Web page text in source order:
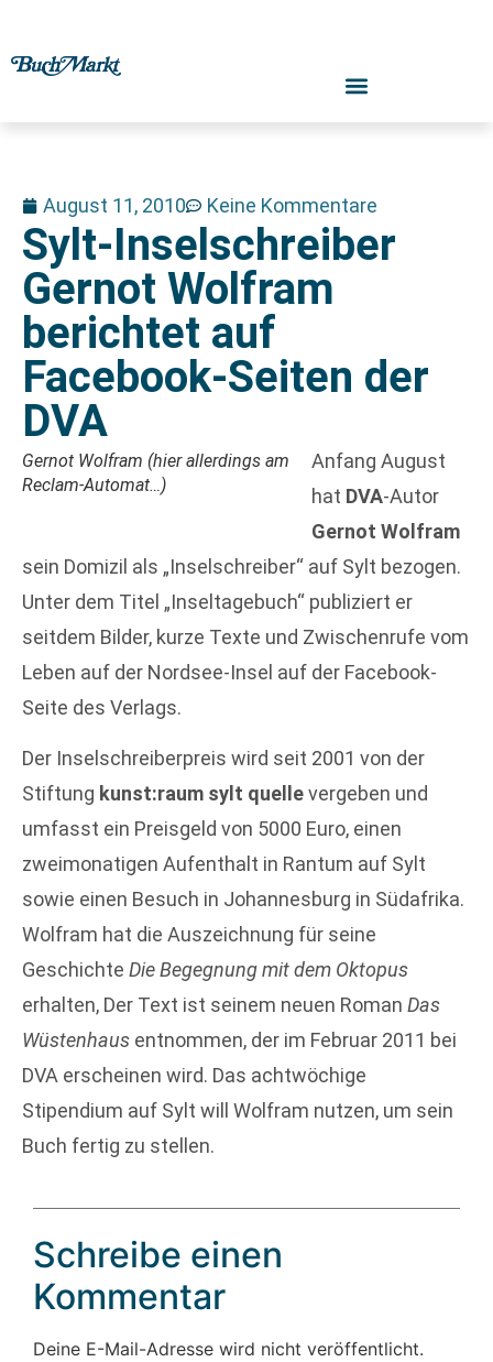
August 11, 2010 Keine Kommentare
Sylt-Inselschreiber
Gernot Wolfram
berichtet auf
Facebook-Seiten der
DVA
Gernot Wolfram (hier allerdings am
Reclam-Automat…)
Anfang August
hat DVA-Autor
Gernot Wolfram
sein Domizil als „Inselschreiber“ auf Sylt bezogen.
Unter dem Titel „Inseltagebuch“ publiziert er
seitdem Bilder, kurze Texte und Zwischenrufe vom
Leben auf der Nordsee-Insel auf der Facebook-
Seite des Verlags.
Der Inselschreiberpreis wird seit 2001 von der
Stiftung kunst:raum sylt quellevergeben und
umfasst ein Preisgeld von 5000 Euro, einen
zweimonatigen Aufenthalt in Rantum auf Sylt
sowie einen Besuch in Johannesburg in Südafrika.
Wolfram hat die Auszeichnung für seine
Geschichte Die Begegnung mit dem Oktopus
erhalten, Der Text ist seinem neuen Roman Das
Wüstenhaus entnommen, der im Februar 2011 bei
DVA erscheinen wird. Das achtwöchige
Stipendium auf Sylt will Wolfram nutzen, um sein
Buch fertig zu stellen.
Schreibe einen
Kommentar
Deine E-Mail-Adresse wird nicht veröffentlicht.